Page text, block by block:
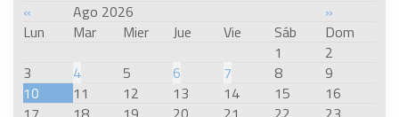
« Ago 2026
»
Lun
Mar Mier Jue Vie Sáb
Dom
1
2
3
4 5 6 7 8
9
10
11 12 13 14 15
16